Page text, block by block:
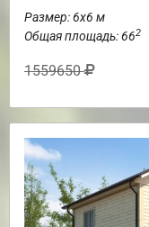
Размер: 6х6 м
Общая площадь: 662
1559650